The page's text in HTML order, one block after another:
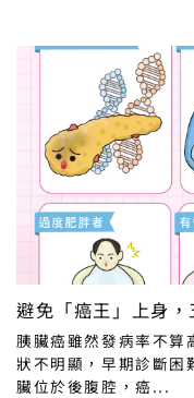
避免「癌王」上身
胰臟癌雖然發病率不算
狀不明顯，早期診斷困
臟位於後腹腔，癌...